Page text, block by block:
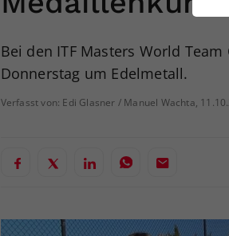
Bei den ITF Masters World
Donnerstag um Edelmetall.
Verfasst von: Edi Glasner / Manuel Wachta,